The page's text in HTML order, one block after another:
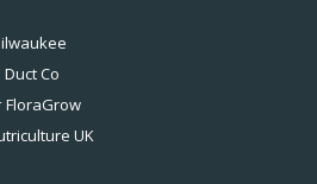
Co
FloraGrow
UK